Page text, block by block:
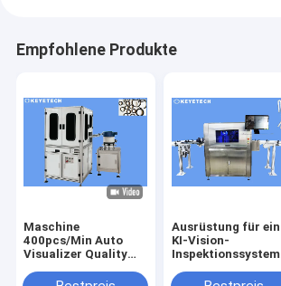
Empfohlene Produkte
Maschine
400pcs/Min Auto
Visualizer Quality
Dichtgummi-Ring
Ausrüstung für ein
KI-Vision-
Inspektionssystem
Rollenpapier